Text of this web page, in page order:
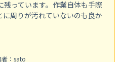
残っています。作業自体も手際
に周りが汚れていないのも良か
者：sato